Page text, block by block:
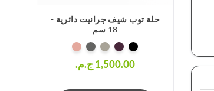
حلة توب شيف جرانيت دائرية -
18 سم
1,500.00 ج.م.‏